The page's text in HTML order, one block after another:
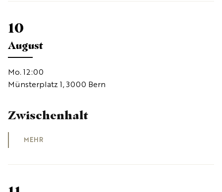
10
August
Mo. 12:00
Münsterplatz 1, 3000 Bern
Zwischenhalt
MEHR